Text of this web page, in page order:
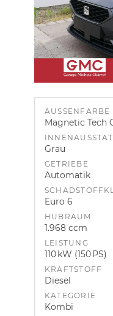
AUSSENFARBE
Magnetic Tech
Grau
GETRIEBE
Automatik
Euro 6
HUBRAUM
1.968 ccm
LEISTUNG
110 kW (150 PS)
KRAFTSTOFF
Diesel
KATEGORIE
Kombi